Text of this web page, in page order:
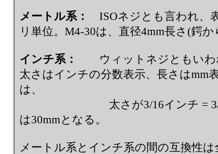
メートル系：
ISOネジとも言われ、
リ単位。M4-30は、直径4mm長さ(鍔
インチ系：
ウィットネジともいわ
太さはインチの分数表示、長さはmm
は、
太さが3/16インチ = 3/16 x
は30mmとなる。
メートル系とインチ系の間の互換性